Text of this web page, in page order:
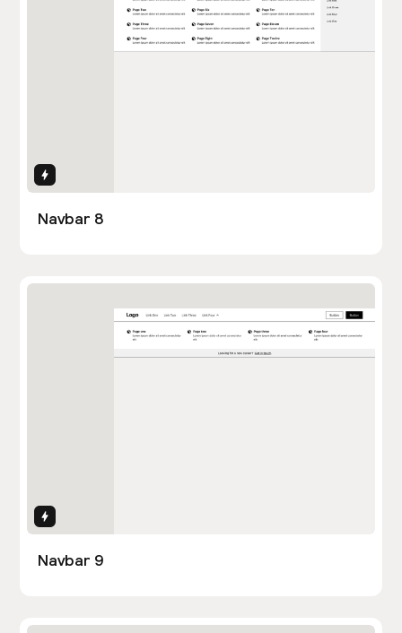
Navbar 8
Navbar 9